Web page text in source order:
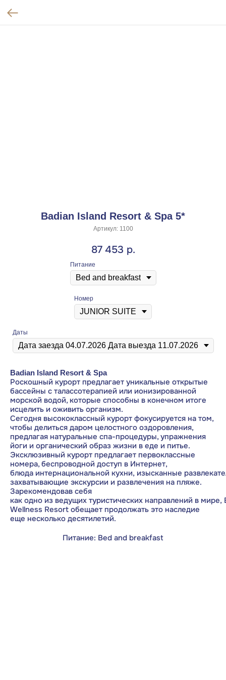
Badian Island Resort & Spa 5*
Артикул: 1100
87 453 р.
Питание
Номер
Даты
Badian Island Resort & Spa
Роскошный курорт предлагает уникальные открытые
бассейны с талассотерапией или ионизированной
морской водой, которые способны в конечном итоге
исцелить и оживить организм.
Сегодня высококлассный курорт фокусируется на том,
чтобы делиться даром целостного оздоровления,
предлагая натуральные спа-процедуры, упражнения
йоги и органический образ жизни в еде и питье.
​Эксклюзивный курорт предлагает первоклассные
номера, беспроводной доступ в Интернет,
блюда интернациональной кухни, изысканные
захватывающие экскурсии и развлечения на пляже.
​Зарекомендовав себя
как одно из ведущих туристических направлений в мире,
Wellness Resort обещает продолжать это наследие
еще несколько десятилетий.
Питание: Bed and breakfast